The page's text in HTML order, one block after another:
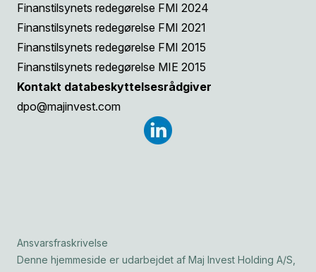
Finanstilsynets redegørelse FMI 2024
Finanstilsynets redegørelse FMI 2021
Finanstilsynets redegørelse FMI 2015
Finanstilsynets redegørelse MIE 2015
Kontakt databeskyttelsesrådgiver
dpo@majinvest.com
Ansvarsfraskrivelse
Denne hjemmeside er udarbejdet af Maj Invest Holding A/S,